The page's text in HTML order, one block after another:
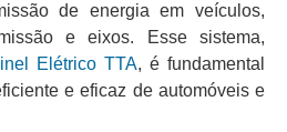
de energia em veículos,
e eixos. Esse sistema,
Elétrico TTA, é fundamental
e eficaz de automóveis e